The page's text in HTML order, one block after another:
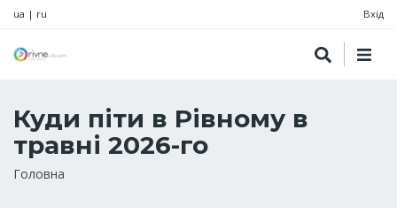
ua | ru Вхід
Куди піти в Рівному в
травні 2026-го
Рядок
Головна